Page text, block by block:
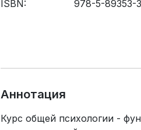
ISBN:
978-5-89353-
Аннотация
Курс общей психологии -